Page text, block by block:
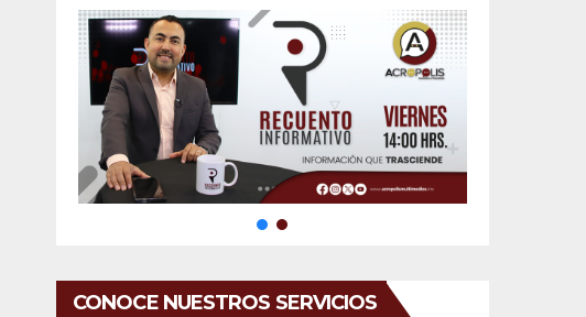
CONOCE NUESTROS SERVICIOS